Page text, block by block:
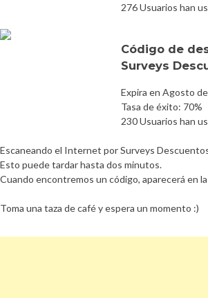
276 Usuarios han
Código de
Surveys
Expira en Agosto
Tasa de éxito: 70%
230 Usuarios han
Escaneando el Internet por Surveys
Esto puede tardar hasta dos minutos.
Cuando encontremos un código, aparecerá en
Toma una taza de café y espera un momento :)